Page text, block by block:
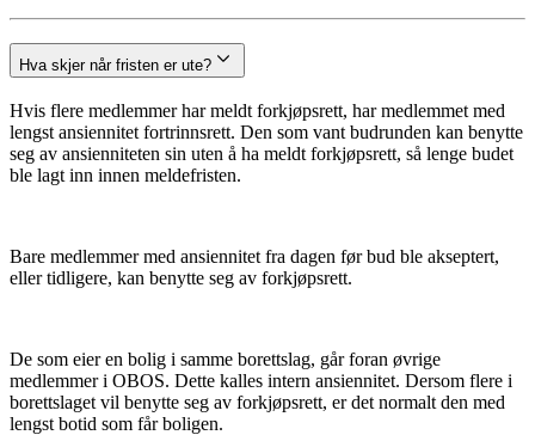
Hva skjer når fristen er ute?
Hvis flere medlemmer har meldt forkjøpsrett, har medlemmet med
lengst ansiennitet fortrinnsrett. Den som vant budrunden kan benytte
seg av ansienniteten sin uten å ha meldt forkjøpsrett, så lenge budet
ble lagt inn innen meldefristen.
Bare medlemmer med ansiennitet fra dagen før bud ble akseptert,
eller tidligere, kan benytte seg av forkjøpsrett.
De som eier en bolig i samme borettslag, går foran øvrige
medlemmer i OBOS. Dette kalles intern ansiennitet. Dersom flere i
borettslaget vil benytte seg av forkjøpsrett, er det normalt den med
lengst botid som får boligen.